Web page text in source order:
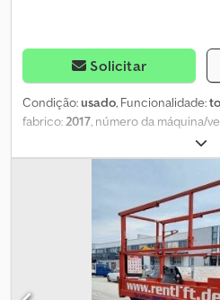
Solicitar
Condição:usado, Funcionalidade:
fabrico:2017, número da máquina/
, altura de elevação:
plataforma:2 130 mm, largura da
, comprimento de
, altura de
elétrico, tamanho do
Dados técnicos Ano de fabrico
trabalho 9,92 m Altura da plataforma
plataforma (C x L) 2,13 m x 0,71 m
da plataforma 0,91 m Dimensão total